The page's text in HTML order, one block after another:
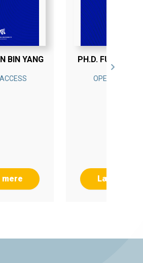
BIN YANG PH.D. FUKIKO
OPEN ACCESS
Læs mere